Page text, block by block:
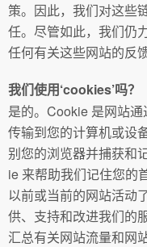
策。因此，我们对这些
任。尽管如此，我们仍
任何有关这些网站的反馈
我们使用‘cookies’吗？
是的。Cookie 是网站通
传输到您的计算机或设
别您的浏览器并捕获和
ie 来帮助我们记住您的
以前或当前的网站活动
供、支持和改进我们的
汇总有关网站流量和网